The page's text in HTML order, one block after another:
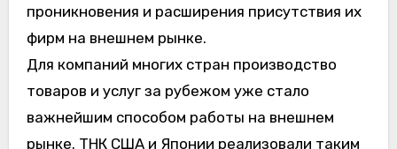
проникновения и расширения присутствия их
фирм на внешнем рынке.
Для компаний многих стран производство
товаров и услуг за рубежом уже стало
важнейшим способом работы на внешнем
рынке. ТНК США и Японии реализовали таким